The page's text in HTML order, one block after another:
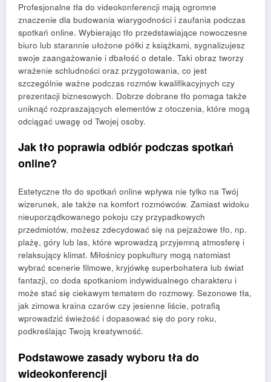
Profesjonalne tła do videokonferencji mają ogromne
znaczenie dla budowania wiarygodności i zaufania podczas
spotkań online. Wybierając tło przedstawiające nowoczesne
biuro lub starannie ułożone półki z książkami, sygnalizujesz
swoje zaangażowanie i dbałość o detale. Taki obraz tworzy
wrażenie schludności oraz przygotowania, co jest
szczególnie ważne podczas rozmów kwalifikacyjnych czy
prezentacji biznesowych. Dobrze dobrane tło pomaga także
uniknąć rozpraszających elementów z otoczenia, które mogą
odciągać uwagę od Twojej osoby.
Jak tło poprawia odbiór podczas spotkań
online?
Estetyczne tło do spotkań online wpływa nie tylko na Twój
wizerunek, ale także na komfort rozmówców. Zamiast widoku
nieuporządkowanego pokoju czy przypadkowych
przedmiotów, możesz zdecydować się na pejzażowe tło, np.
plażę, góry lub las, które wprowadzą przyjemną atmosferę i
relaksujący klimat. Miłośnicy popkultury mogą natomiast
wybrać scenerie filmowe, kryjówkę superbohatera lub świat
fantazji, co doda spotkaniom indywidualnego charakteru i
może stać się ciekawym tematem do rozmowy. Sezonowe tła,
jak zimowa kraina czarów czy jesienne liście, potrafią
wprowadzić świeżość i dopasować się do pory roku,
podkreślając Twoją kreatywność.
Podstawowe zasady wyboru tła do
wideokonferencji